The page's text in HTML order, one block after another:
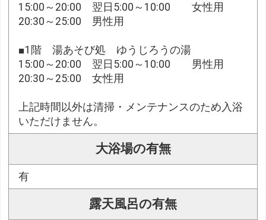
15:00～20:00 翌日5:00～10:00 女性用
20:30～25:00 男性用
■1階 湯あそび処 ゆうじろうの湯
15:00～20:00 翌日5:00～10:00 男性用
20:30～25:00 女性用
上記時間以外は清掃・メンテナンスのため入浴
いただけません。
大浴場の有無
有
露天風呂の有無